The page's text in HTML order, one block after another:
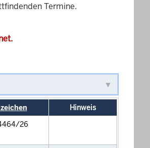
Termine.
Hinweis
26